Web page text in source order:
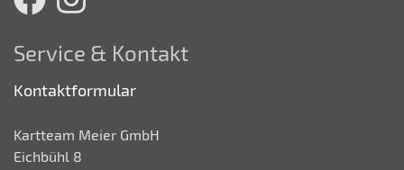
Service & Kontakt
Kontaktformular
Kartteam Meier GmbH
Eichbühl 8